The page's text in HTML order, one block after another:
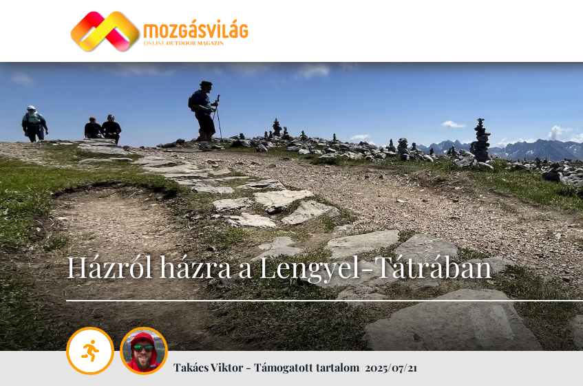
Házról házra a Lengyel-Tátrában
Takács Viktor - Támogatott tartalom 2025/07/21